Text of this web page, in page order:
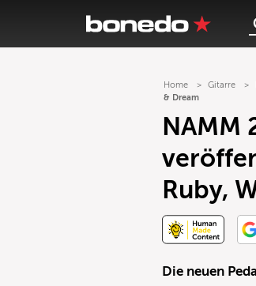
Home Gitarre
& Dream
NAMM
Ruby,
Die neuen